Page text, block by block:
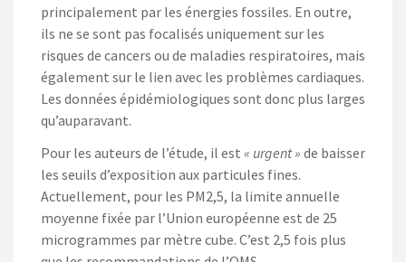
principalement par les énergies fossiles. En outre,
ils ne se sont pas focalisés uniquement sur les
risques de cancers ou de maladies respiratoires, mais
également sur le lien avec les problèmes cardiaques.
Les données épidémiologiques sont donc plus larges
qu’auparavant.
Pour les auteurs de l’étude, il est « urgent » de baisser
les seuils d’exposition aux particules fines.
Actuellement, pour les PM2,5, la limite annuelle
moyenne fixée par l’Union européenne est de 25
microgrammes par mètre cube. C’est 2,5 fois plus